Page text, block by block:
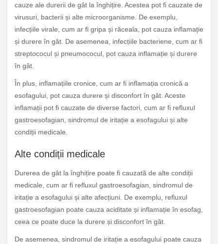
cauze ale durerii de gât la înghițire. Acestea pot fi cauzate de
virusuri, bacterii și alte microorganisme. De exemplu,
infecțiile virale, cum ar fi gripa și răceala, pot cauza inflamație
și durere în gât. De asemenea, infecțiile bacteriene, cum ar fi
streptococul și pneumococul, pot cauza inflamație și durere
în gât.
În plus, inflamațiile cronice, cum ar fi inflamația cronică a
esofagului, pot cauza durere și disconfort în gât. Aceste
inflamații pot fi cauzate de diverse factori, cum ar fi refluxul
gastroesofagian, sindromul de iritație a esofagului și alte
condiții medicale.
Alte condiții medicale
Durerea de gât la înghițire poate fi cauzată de alte condiții
medicale, cum ar fi refluxul gastroesofagian, sindromul de
iritație a esofagului și alte afecțiuni. De exemplu, refluxul
gastroesofagian poate cauza aciditate și inflamație în esofag,
ceea ce poate duce la durere și disconfort în gât.
De asemenea, sindromul de iritație a esofagului poate cauza